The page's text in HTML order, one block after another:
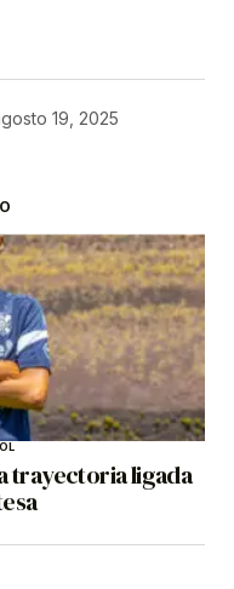
19, 2025
trayectoria ligada